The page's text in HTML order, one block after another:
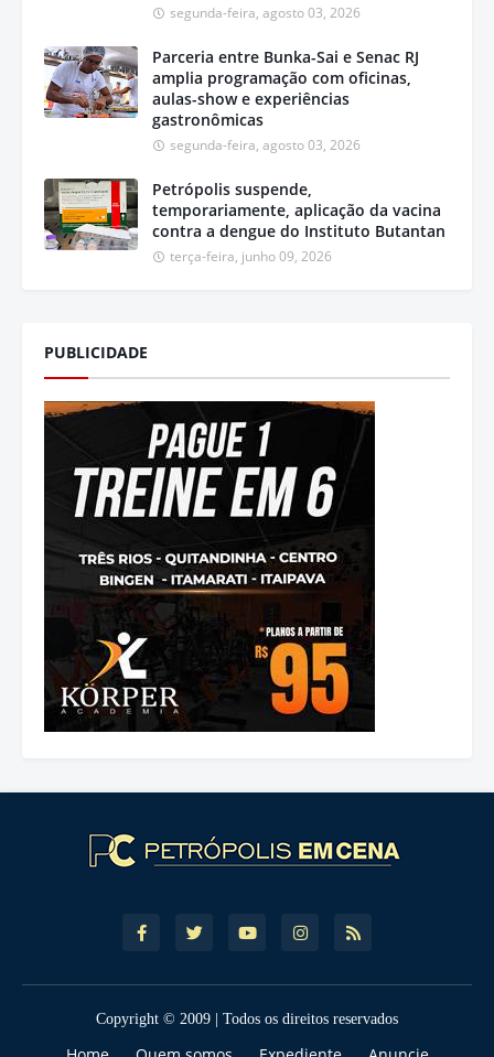
segunda-feira, agosto 03, 2026
Parceria entre Bunka-Sai e Senac RJ
amplia programação com oficinas,
aulas-show e experiências
gastronômicas
segunda-feira, agosto 03, 2026
Petrópolis suspende,
temporariamente, aplicação da vacina
contra a dengue do Instituto Butantan
terça-feira, junho 09, 2026
PUBLICIDADE
Copyright © 2009 | Todos os direitos reservados